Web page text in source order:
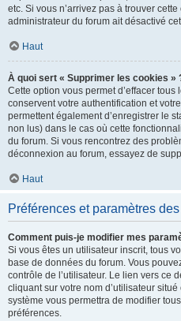
etc. Si vous n’arrivez pas à trouver
administrateur du forum ait désactivé
Haut
À quoi sert « Supprimer les cookies »
Cette option vous permet d’effacer
conservent votre authentification et
permettent également d’enregistrer le
non lus) dans le cas où cette
du forum. Si vous rencontrez des
déconnexion au forum, essayez de
Haut
Préférences et paramètres
Comment puis-je modifier mes
Si vous êtes un utilisateur inscrit, tous
base de données du forum. Vous
contrôle de l’utilisateur. Le lien vers ce
cliquant sur votre nom d’utilisateur
système vous permettra de modifier
préférences.